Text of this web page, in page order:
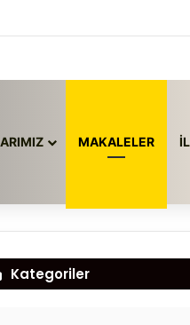
MAKALELER
Kategoriler